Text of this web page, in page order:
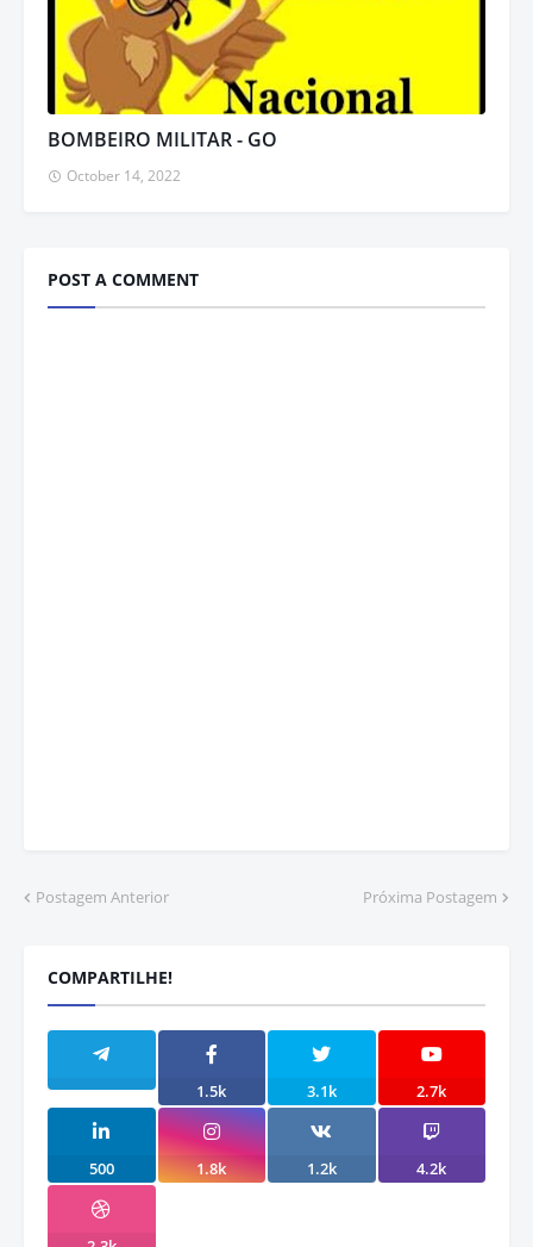
BOMBEIRO MILITAR - GO
October 14, 2022
POST A COMMENT
Postagem Anterior Próxima Postagem
COMPARTILHE!
1.5k 3.1k 2.7k
500 1.8k 1.2k 4.2k